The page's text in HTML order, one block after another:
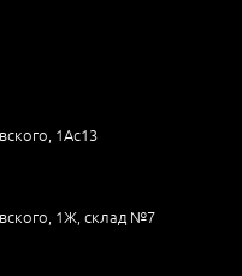
1Аc13
1Ж, склад №7